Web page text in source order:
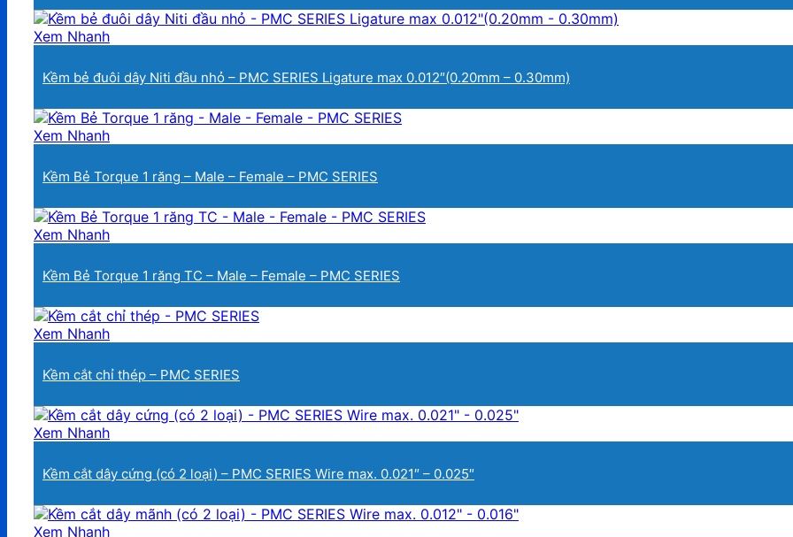
Xem Nhanh
Kềm bẻ đuôi dây Niti đầu nhỏ – PMC SERIES Ligature max 0.012″(0.20mm – 0.30mm)
Xem Nhanh
Kềm Bẻ Torque 1 răng – Male – Female – PMC SERIES
Xem Nhanh
Kềm Bẻ Torque 1 răng TC – Male – Female – PMC SERIES
Xem Nhanh
Kềm cắt chỉ thép – PMC SERIES
Xem Nhanh
Kềm cắt dây cứng (có 2 loại) – PMC SERIES Wire max. 0.021″ – 0.025″
Xem Nhanh